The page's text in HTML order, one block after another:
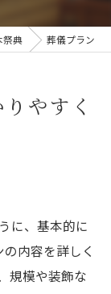
祭典 葬儀プラン
やすく
に、基本的に
内容を詳しく
規模や装飾な